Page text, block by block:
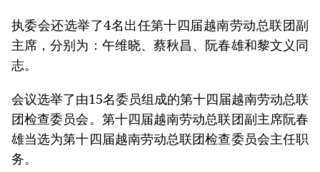
执委会还选举了4名出任第十四届越南劳动总联团副
主席，分别为：午维晓、蔡秋昌、阮春雄和黎文义同
志。
会议选举了由15名委员组成的第十四届越南劳动总联
团检查委员会。第十四届越南劳动总联团副主席阮春
雄当选为第十四届越南劳动总联团检查委员会主任职
务。